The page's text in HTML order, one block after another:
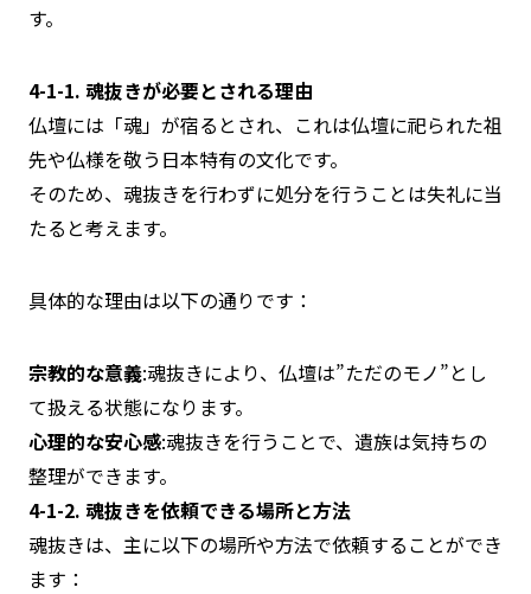
す。
4-1-1. 魂抜きが必要とされる理由
仏壇には「魂」が宿るとされ、これは仏壇に祀られた祖
先や仏様を敬う日本特有の文化です。
そのため、魂抜きを行わずに処分を行うことは失礼に当
たると考えます。
具体的な理由は以下の通りです：
宗教的な意義:魂抜きにより、仏壇は”ただのモノ”とし
て扱える状態になります。
心理的な安心感:魂抜きを行うことで、遺族は気持ちの
整理ができます。
4-1-2. 魂抜きを依頼できる場所と方法
魂抜きは、主に以下の場所や方法で依頼することができ
ます：